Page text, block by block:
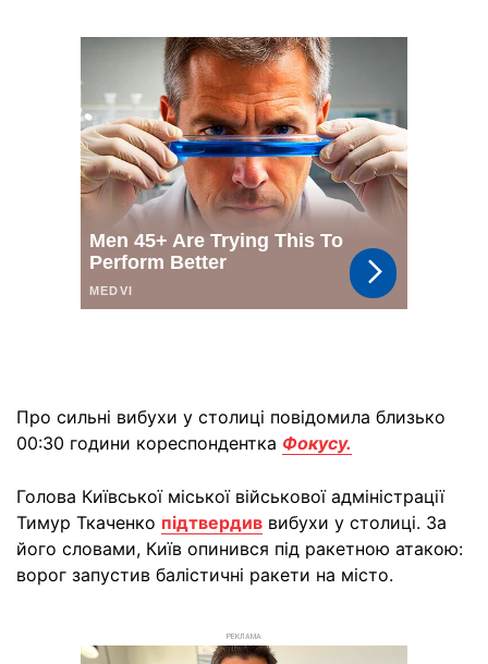
Про сильні вибухи у столиці повідомила близько
00:30 години кореспондентка Фокусу.
Голова Київської міської військової адміністрації
Тимур Ткаченко підтвердив вибухи у столиці. За
його словами, Київ опинився під ракетною атакою:
ворог запустив балістичні ракети на місто.
РЕКЛАМА